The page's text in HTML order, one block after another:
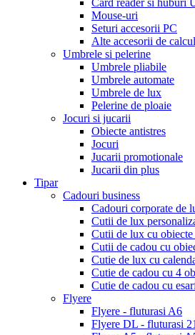
Mouse-uri
Seturi accesorii PC
Alte accesorii de
Umbrele si pelerine
Umbrele pliabile
Umbrele automate
Umbrele de lux
Pelerine de ploaie
Jocuri si jucarii
Obiecte antistres
Jocuri
Jucarii promotionale
Jucarii din plus
Tipar
Cadouri business
Cadouri corporate de
Cutii de lux
Cutii de lux cu
Cutii de cadou cu
Cutie de lux cu
Cutie de cadou cu 4
Cutie de cadou cu
Flyere
Flyere - fluturasi A6
Flyere DL - fluturasi